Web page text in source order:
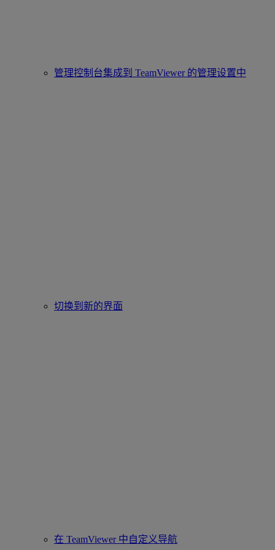
管理控制台集成到 TeamViewer 的管理设置中
切换到新的界面
在 TeamViewer 中自定义导航